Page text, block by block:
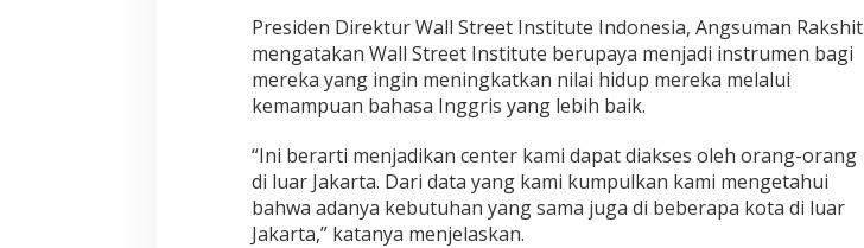
Presiden Direktur Wall Street Institute Indonesia, Angsuman Rakshit
mengatakan Wall Street Institute berupaya menjadi instrumen bagi
mereka yang ingin meningkatkan nilai hidup mereka melalui
kemampuan bahasa Inggris yang lebih baik.
“Ini berarti menjadikan center kami dapat diakses oleh orang-orang
di luar Jakarta. Dari data yang kami kumpulkan kami mengetahui
bahwa adanya kebutuhan yang sama juga di beberapa kota di luar
Jakarta,” katanya menjelaskan.